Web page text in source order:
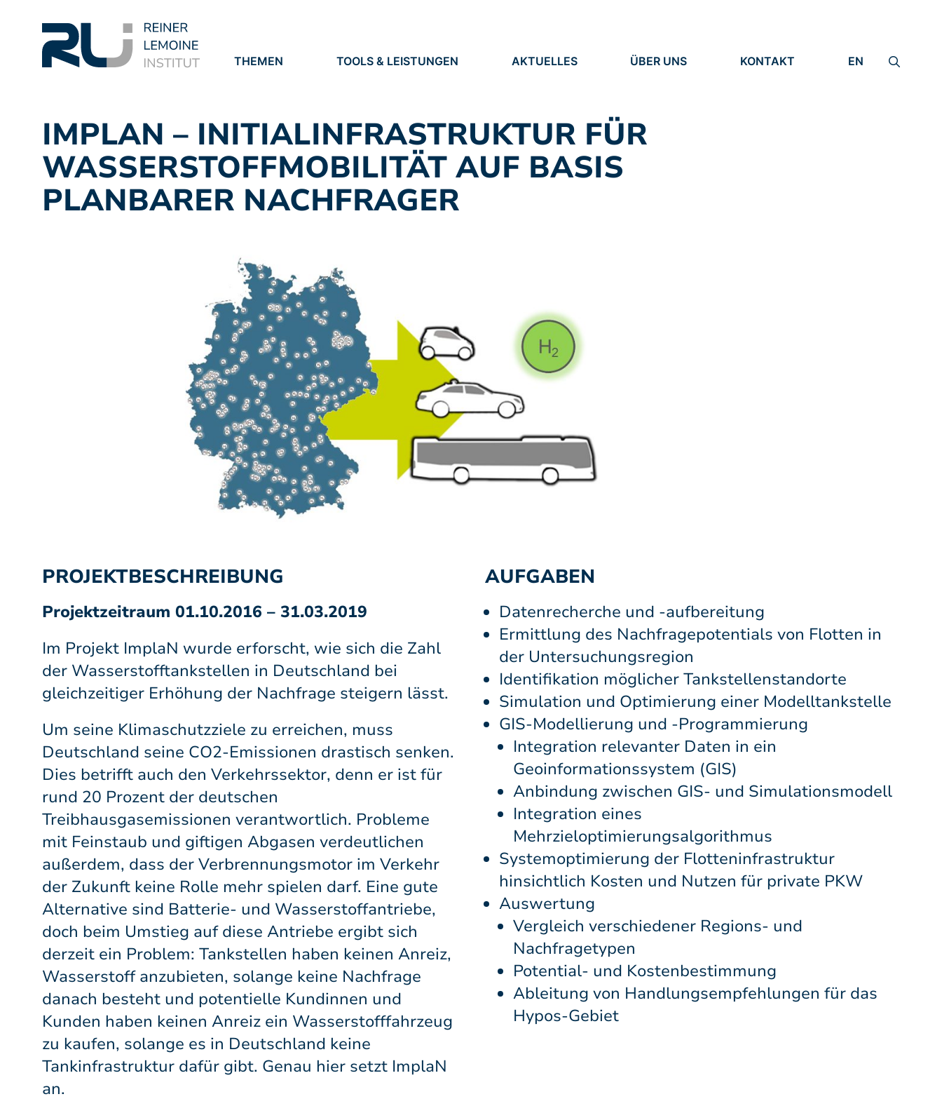
THEMEN TOOLS & LEISTUNGEN AKTUELLES
STELLEN
ÜBER UNS
MENSCHEN
KONTAKT EN
IMPLAN – INITIALINFRASTRUKTUR FÜR
WASSERSTOFFMOBILITÄT AUF BASIS
PLANBARER NACHFRAGER
PROJEKTBESCHREIBUNG
Projektzeitraum 01.10.2016 – 31.03.2019
Im Projekt ImplaN wurde erforscht, wie sich die Zahl
der Wasserstofftankstellen in Deutschland bei
gleichzeitiger Erhöhung der Nachfrage steigern lässt.
Um seine Klimaschutzziele zu erreichen, muss
Deutschland seine CO2-Emissionen drastisch senken.
Dies betrifft auch den Verkehrssektor, denn er ist für
rund 20 Prozent der deutschen
Treibhausgasemissionen verantwortlich. Probleme
mit Feinstaub und giftigen Abgasen verdeutlichen
außerdem, dass der Verbrennungsmotor im Verkehr
der Zukunft keine Rolle mehr spielen darf. Eine gute
Alternative sind Batterie- und Wasserstoffantriebe,
doch beim Umstieg auf diese Antriebe ergibt sich
derzeit ein Problem: Tankstellen haben keinen Anreiz,
Wasserstoff anzubieten, solange keine Nachfrage
danach besteht und potentielle Kundinnen und
Kunden haben keinen Anreiz ein Wasserstofffahrzeug
zu kaufen, solange es in Deutschland keine
Tankinfrastruktur dafür gibt. Genau hier setzt ImplaN
an.
AUFGABEN
Datenrecherche und -aufbereitung
Ermittlung des Nachfragepotentials von Flotten in
der Untersuchungsregion
Identifikation möglicher Tankstellenstandorte
Simulation und Optimierung einer Modelltankstelle
GIS-Modellierung und -Programmierung
Integration relevanter Daten in ein
Geoinformationssystem (GIS)
Anbindung zwischen GIS- und Simulationsmodell
Integration eines
Mehrzieloptimierungsalgorithmus
Systemoptimierung der Flotteninfrastruktur
hinsichtlich Kosten und Nutzen für private PKW
Auswertung
Vergleich verschiedener Regions- und
Nachfragetypen
Potential- und Kostenbestimmung
Ableitung von Handlungsempfehlungen für das
Hypos-Gebiet